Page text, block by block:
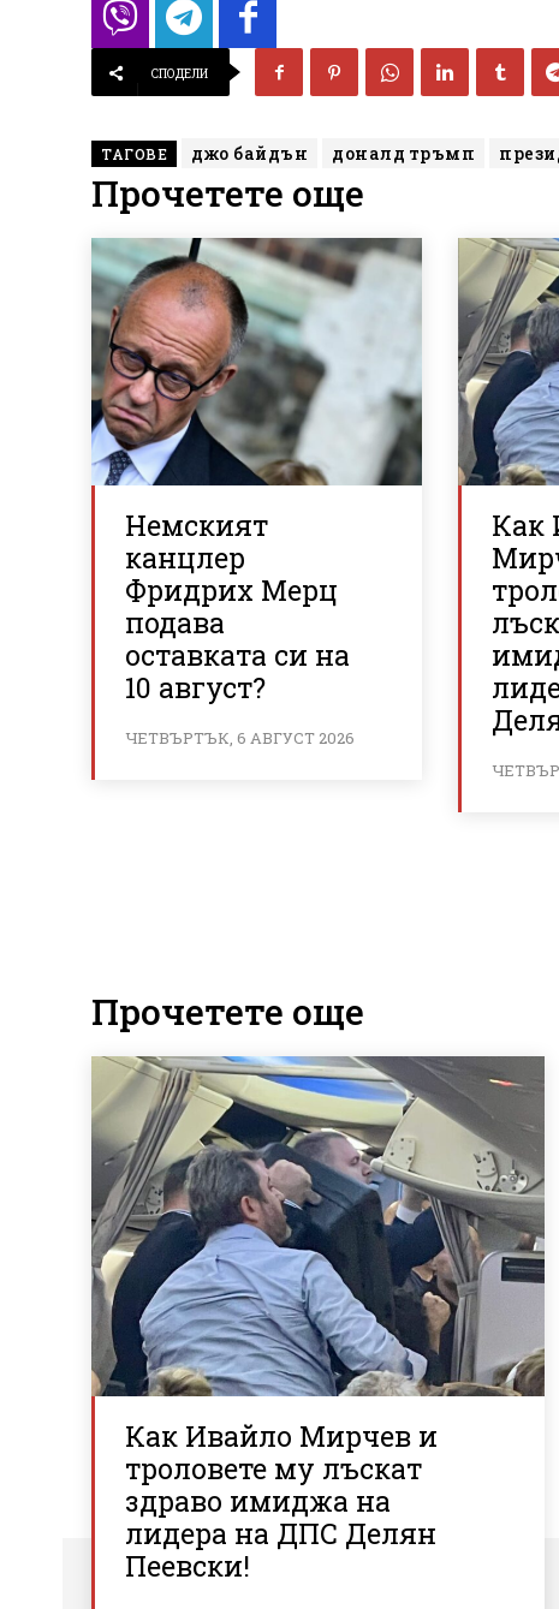
СПОДЕЛИ
ТАГОВЕ джо байдън доналд тръмп
Прочетете още
Немският
канцлер
Фридрих Мерц
подава
оставката си на
10 август?
ЧЕТВЪРТЪК, 6 АВГУСТ 2026
Как
Прочетете още
Как Ивайло Мирчев и
троловете му лъскат
здраво имиджа на
лидера на ДПС Делян
Пеевски!